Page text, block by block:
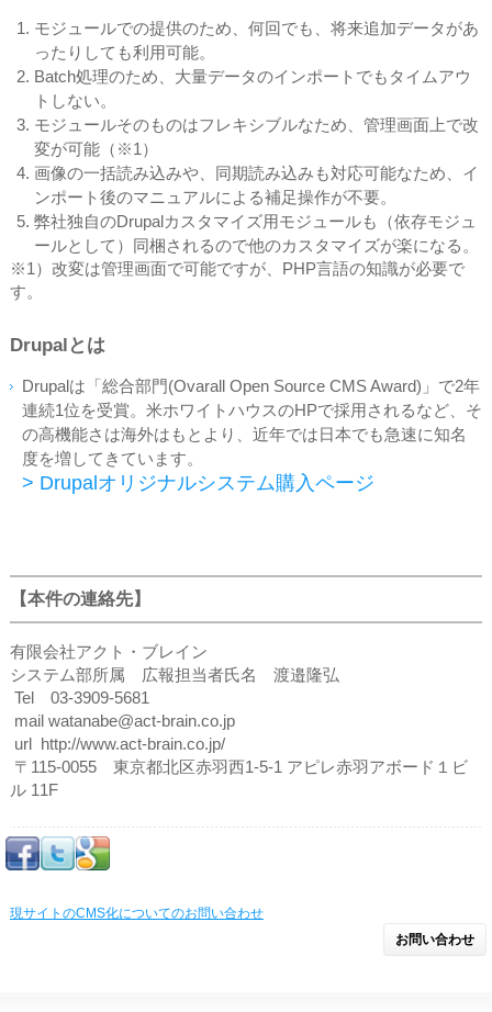
モジュールでの提供のため、何回でも、将来追加データがあ
ったりしても利用可能。
Batch処理のため、大量データのインポートでもタイムアウ
トしない。
モジュールそのものはフレキシブルなため、管理画面上で改
変が可能（※1）
画像の一括読み込みや、同期読み込みも対応可能なため、イ
ンポート後のマニュアルによる補足操作が不要。
弊社独自のDrupalカスタマイズ用モジュールも（依存モジュ
ールとして）同梱されるので他のカスタマイズが楽になる。
※1）改変は管理画面で可能ですが、PHP言語の知識が必要で
す。
Drupalとは
Drupalは「総合部門(Ovarall Open Source CMS Award)」で2年
連続1位を受賞。米ホワイトハウスのHPで採用されるなど、そ
の高機能さは海外はもとより、近年では日本でも急速に知名
度を増してきています。
> Drupalオリジナルシステム購入ページ
【本件の連絡先】
有限会社アクト・ブレイン
システム部所属 広報担当者氏名 渡邉隆弘
Tel 03-3909-5681
mail watanabe@act-brain.co.jp
url http://www.act-brain.co.jp/
〒115-0055 東京都北区赤羽西1-5-1 アピレ赤羽アボード１ビ
ル 11F
現サイトのCMS化についてのお問い合わせ
お問い合わせ